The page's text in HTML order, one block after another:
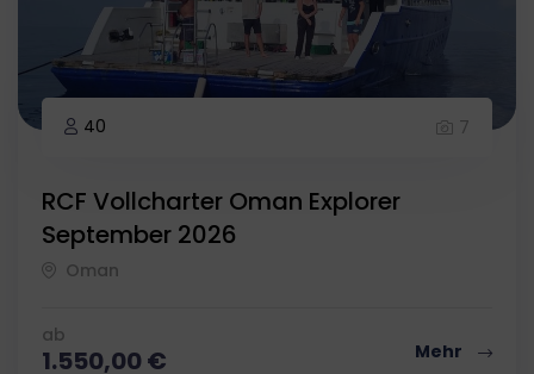
40 7
RCF Vollcharter Oman Explorer
September 2026
Oman
ab
1.550,00€ Mehr